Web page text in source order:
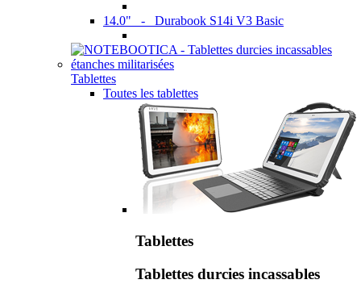
14.0" - Durabook S14i V3 Basic
Tablettes
Toutes les tablettes
Tablettes
Tablettes durcies incassables